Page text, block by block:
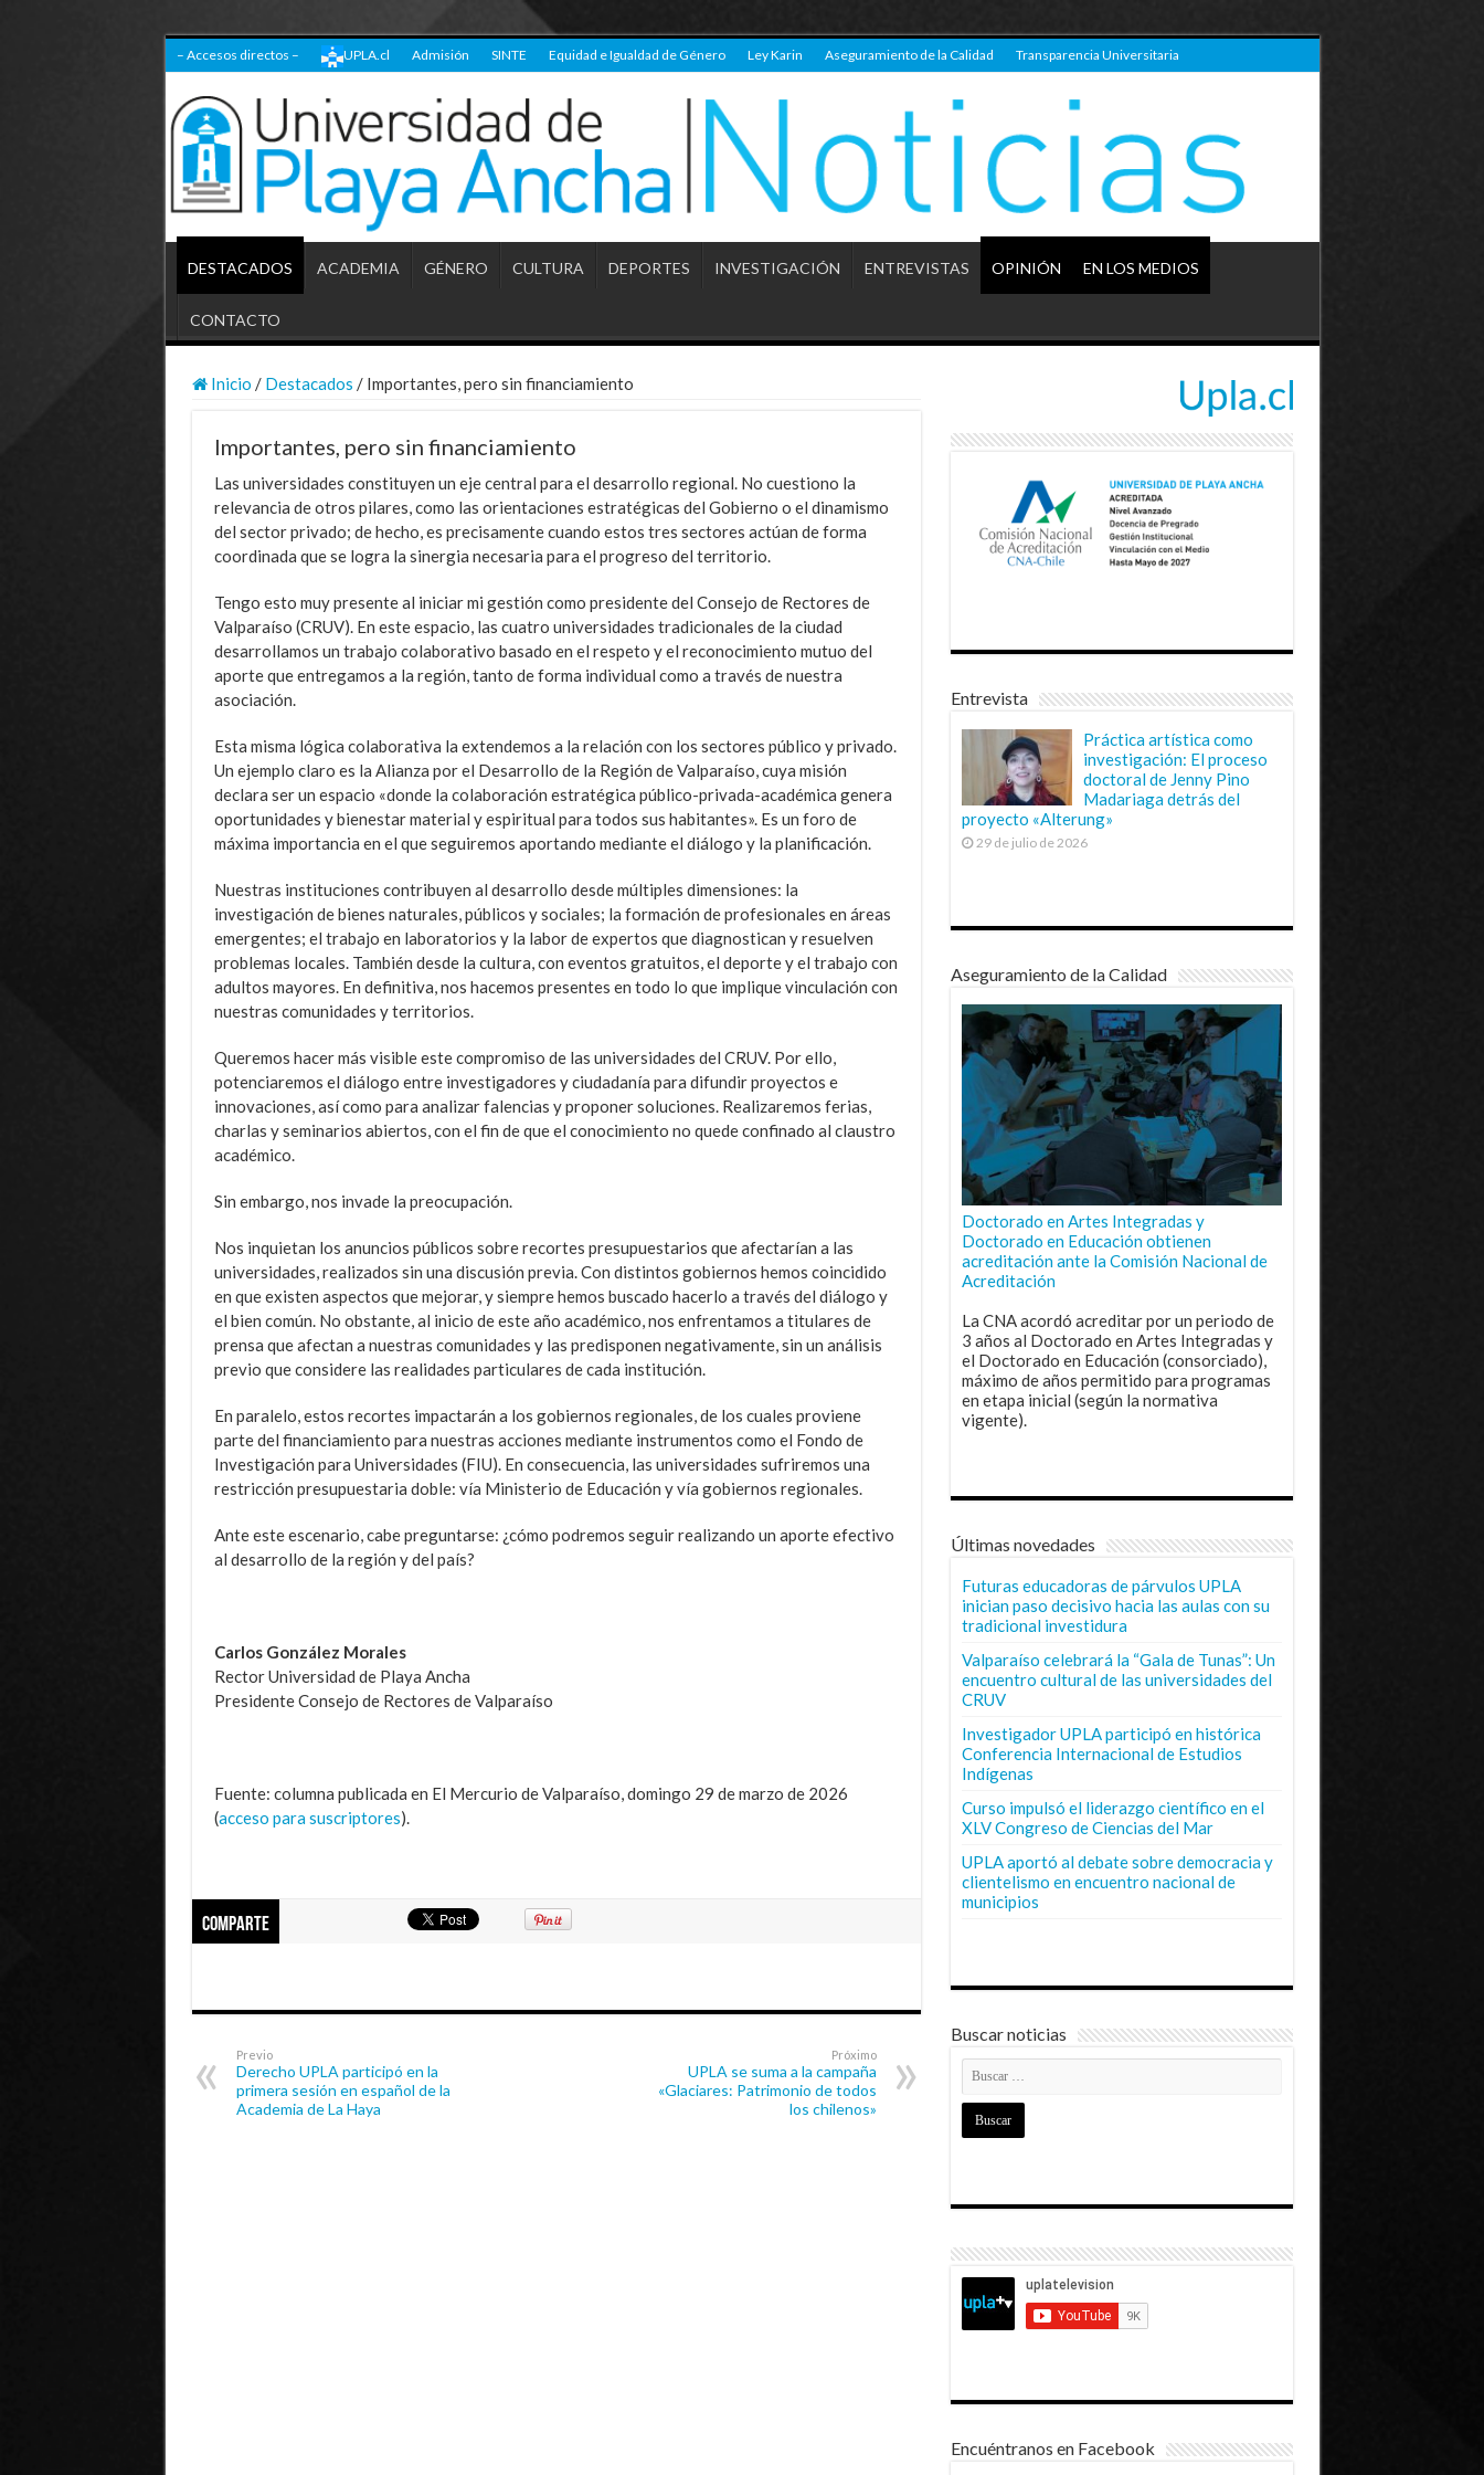
– Accesos directos – UPLA.cl Admisión SINTE Equidad e Igualdad de Género Ley Karin Aseguramiento de la Calidad Transparencia Universitaria
DESTACADOS ACADEMIA GÉNERO CULTURA DEPORTES INVESTIGACIÓN ENTREVISTAS OPINIÓN EN LOS MEDIOS
CONTACTO
Inicio / Destacados / Importantes, pero sin financiamiento
Importantes, pero sin financiamiento
Las universidades constituyen un eje central para el desarrollo regional. No cuestiono la
relevancia de otros pilares, como las orientaciones estratégicas del Gobierno o el dinamismo
del sector privado; de hecho, es precisamente cuando estos tres sectores actúan de forma
coordinada que se logra la sinergia necesaria para el progreso del territorio.
Tengo esto muy presente al iniciar mi gestión como presidente del Consejo de Rectores de
Valparaíso (CRUV). En este espacio, las cuatro universidades tradicionales de la ciudad
desarrollamos un trabajo colaborativo basado en el respeto y el reconocimiento mutuo del
aporte que entregamos a la región, tanto de forma individual como a través de nuestra
asociación.
Esta misma lógica colaborativa la extendemos a la relación con los sectores público y privado.
Un ejemplo claro es la Alianza por el Desarrollo de la Región de Valparaíso, cuya misión
declara ser un espacio «donde la colaboración estratégica público-privada-académica genera
oportunidades y bienestar material y espiritual para todos sus habitantes». Es un foro de
máxima importancia en el que seguiremos aportando mediante el diálogo y la planificación.
Nuestras instituciones contribuyen al desarrollo desde múltiples dimensiones: la
investigación de bienes naturales, públicos y sociales; la formación de profesionales en áreas
emergentes; el trabajo en laboratorios y la labor de expertos que diagnostican y resuelven
problemas locales. También desde la cultura, con eventos gratuitos, el deporte y el trabajo con
adultos mayores. En definitiva, nos hacemos presentes en todo lo que implique vinculación con
nuestras comunidades y territorios.
Queremos hacer más visible este compromiso de las universidades del CRUV. Por ello,
potenciaremos el diálogo entre investigadores y ciudadanía para difundir proyectos e
innovaciones, así como para analizar falencias y proponer soluciones. Realizaremos ferias,
charlas y seminarios abiertos, con el fin de que el conocimiento no quede confinado al claustro
académico.
Sin embargo, nos invade la preocupación.
Nos inquietan los anuncios públicos sobre recortes presupuestarios que afectarían a las
universidades, realizados sin una discusión previa. Con distintos gobiernos hemos coincidido
en que existen aspectos que mejorar, y siempre hemos buscado hacerlo a través del diálogo y
el bien común. No obstante, al inicio de este año académico, nos enfrentamos a titulares de
prensa que afectan a nuestras comunidades y las predisponen negativamente, sin un análisis
previo que considere las realidades particulares de cada institución.
En paralelo, estos recortes impactarán a los gobiernos regionales, de los cuales proviene
parte del financiamiento para nuestras acciones mediante instrumentos como el Fondo de
Investigación para Universidades (FIU). En consecuencia, las universidades sufriremos una
restricción presupuestaria doble: vía Ministerio de Educación y vía gobiernos regionales.
Ante este escenario, cabe preguntarse: ¿cómo podremos seguir realizando un aporte efectivo
al desarrollo de la región y del país?
Carlos González Morales
Rector Universidad de Playa Ancha
Presidente Consejo de Rectores de Valparaíso
Fuente: columna publicada en El Mercurio de Valparaíso, domingo 29 de marzo de 2026
(acceso para suscriptores).
Comparte
Previo
Derecho UPLA participó en la
primera sesión en español de la
Academia de La Haya
Próximo
UPLA se suma a la campaña
«Glaciares: Patrimonio de todos
los chilenos»
Entrevista
Práctica artística como
investigación: El proceso
doctoral de Jenny Pino
Madariaga detrás del
proyecto «Alterung»
29 de julio de 2026
Aseguramiento de la Calidad
Doctorado en Artes Integradas y
Doctorado en Educación obtienen
acreditación ante la Comisión Nacional de
Acreditación
La CNA acordó acreditar por un periodo de
3 años al Doctorado en Artes Integradas y
el Doctorado en Educación (consorciado),
máximo de años permitido para programas
en etapa inicial (según la normativa
vigente).
Últimas novedades
Futuras educadoras de párvulos UPLA
inician paso decisivo hacia las aulas con su
tradicional investidura
Valparaíso celebrará la “Gala de Tunas”: Un
encuentro cultural de las universidades del
CRUV
Investigador UPLA participó en histórica
Conferencia Internacional de Estudios
Indígenas
Curso impulsó el liderazgo científico en el
XLV Congreso de Ciencias del Mar
UPLA aportó al debate sobre democracia y
clientelismo en encuentro nacional de
municipios
Buscar noticias
Encuéntranos en Facebook